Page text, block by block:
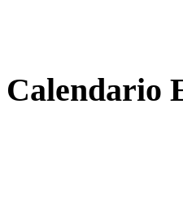
Calendario